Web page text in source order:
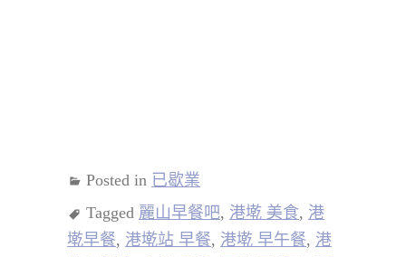
Posted in 已歇業
Tagged 麗山早餐吧, 港墘 美食, 港
墘早餐, 港墘站 早餐, 港墘 早午餐, 港